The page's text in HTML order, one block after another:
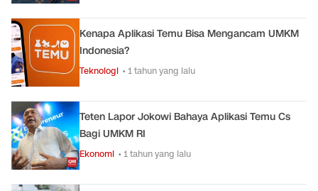
Kenapa Aplikasi Temu Bisa Mengancam UMKM
Indonesia?
Teknologi • 1 tahun yang lalu
Teten Lapor Jokowi Bahaya Aplikasi Temu Cs
Bagi UMKM RI
Ekonomi • 1 tahun yang lalu